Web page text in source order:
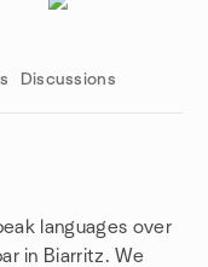
Discussions
languages over
in Biarritz. We